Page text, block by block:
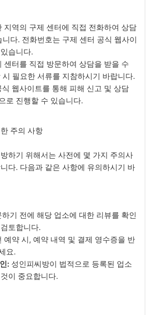
지역의 구제 센터에 직접 전화하여 상담
니다. 전화번호는 구제 센터 공식 웹사이
습니다.
센터를 직접 방문하여 상담을 받을 수
시 필요한 서류를 지참하시기 바랍니다.
식 웹사이트를 통해 피해 신고 및 상담
로 진행할 수 있습니다.
주의 사항
하기 위해서는 사전에 몇 가지 주의사
다. 다음과 같은 사항에 유의하시기 바
하기 전에 해당 업소에 대한 리뷰를 확인
토합니다.
예약 시, 예약 내역 및 결제 영수증을 반
요.
: 성인피씨방이 법적으로 등록된 업소
이 중요합니다.